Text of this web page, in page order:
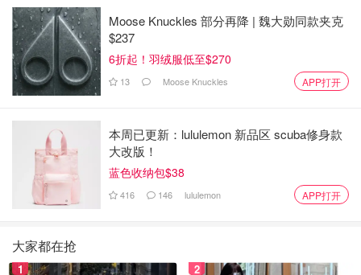
Moose Knuckles 部分再降 | 魏大勋同款夹克
$237
6折起！羽绒服低至$270
13 Moose Knuckles APP打开
本周已更新：lululemon 新品区 scuba修身款
大改版！
蓝色收纳包$38
416 146 lululemon APP打开
大家都在抢
1 2